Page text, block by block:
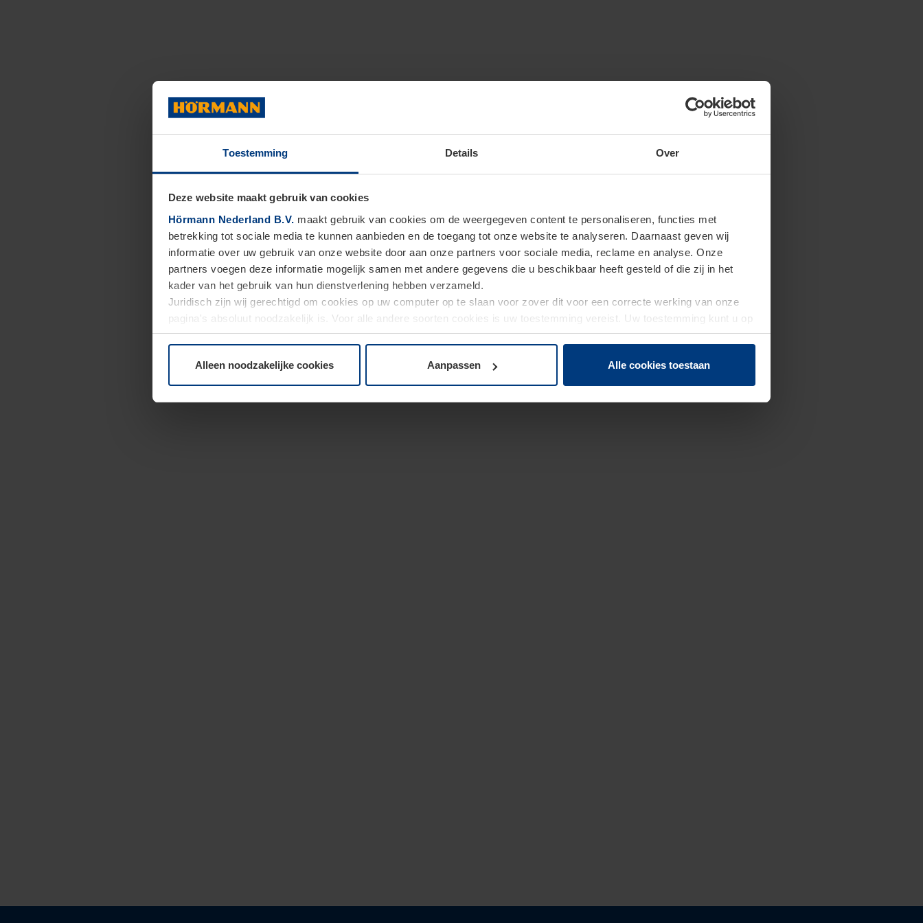
Toestemming Details Over
Deze website maakt gebruik van cookies
Hörmann Nederland B.V. maakt gebruik van cookies om de weergegeven content te personaliseren, functies met
betrekking tot sociale media te kunnen aanbieden en de toegang tot onze website te analyseren. Daarnaast geven wij
informatie over uw gebruik van onze website door aan onze partners voor sociale media, reclame en analyse. Onze
partners voegen deze informatie mogelijk samen met andere gegevens die u beschikbaar heeft gesteld of die zij in het
kader van het gebruik van hun dienstverlening hebben verzameld.
Juridisch zijn wij gerechtigd om cookies op uw computer op te slaan voor zover dit voor een correcte werking van onze
pagina's absoluut noodzakelijk is. Voor alle andere soorten cookies is uw toestemming vereist. Uw toestemming kunt u op
elk moment bij de uitleg van de cookies op paginaprivacyverklaringop onze website wijzigen of herroepen.
Alleen noodzakelijke cookies Aanpassen Alle cookies toestaan